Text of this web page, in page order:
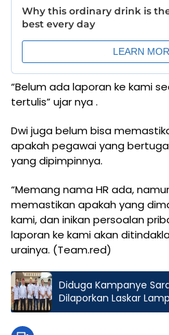
“Belum ada laporan ke kami
tertulis” ujar nya .
Dwi juga belum bisa
apakah pegawai yang
yang dipimpinnya.
“Memang nama HR ada,
memastikan apakah yang
kami, dan inikan persoalan
laporan ke kami akan
urainya. (Team.red)
Diduga Kampanye
Dilaporkan Laskar
Bawaslu